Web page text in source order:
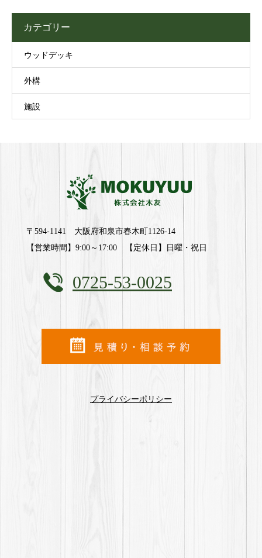
カテゴリー
ウッドデッキ
外構
施設
〒594-1141 大阪府和泉市春木町1126-14
【営業時間】9:00～17:00 【定休日】日曜・祝日
0725-53-0025
プライバシーポリシー